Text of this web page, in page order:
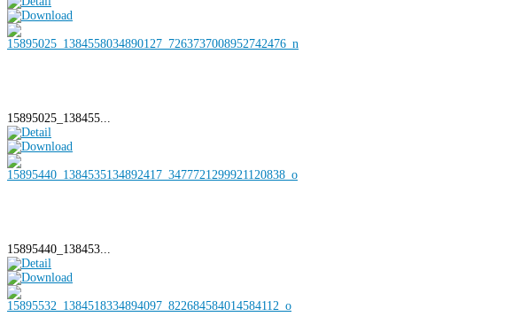
15895025_138455...
15895440_138453...